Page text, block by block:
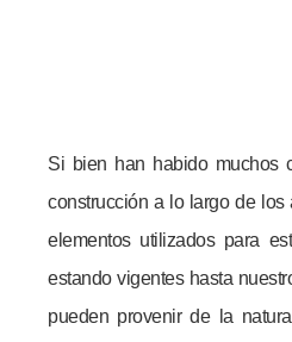
Si bien han habido muchos
construcción a lo largo de
elementos utilizados para
estando vigentes hasta
pueden provenir de la